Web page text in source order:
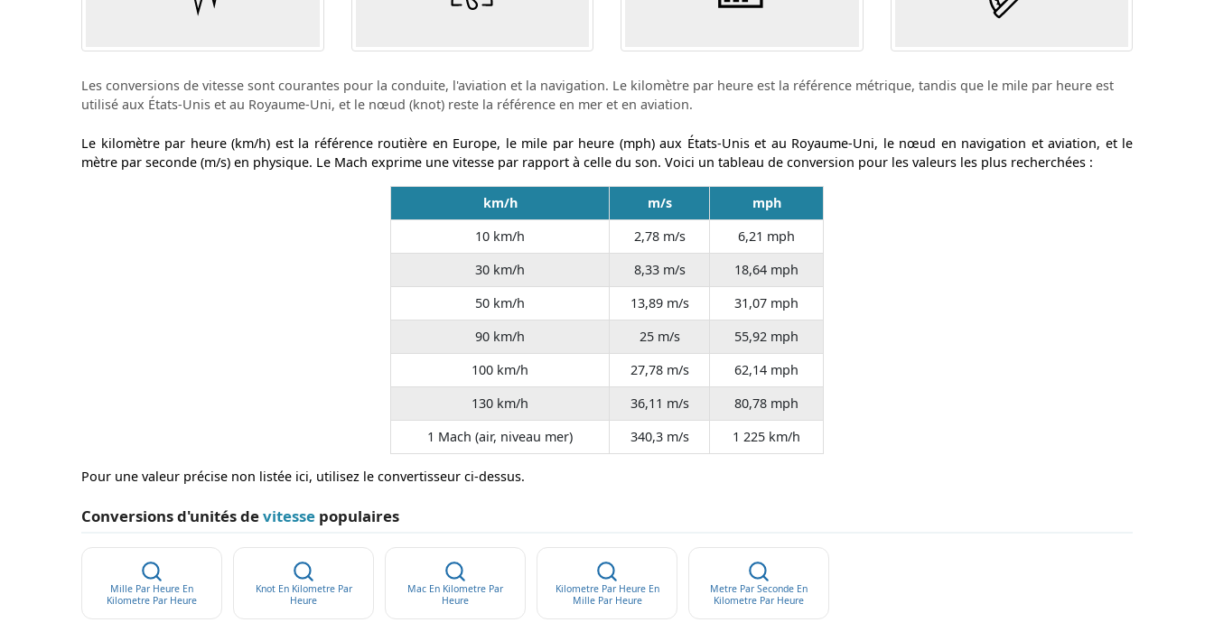
Les conversions de vitesse sont courantes pour la conduite, l'aviation et la navigation. Le kilomètre par heure est la référence métrique, tandis que le mile par heure est
utilisé aux États-Unis et au Royaume-Uni, et le nœud (knot) reste la référence en mer et en aviation.
Le kilomètre par heure (km/h) est la référence routière en Europe, le mile par heure (mph) aux États-Unis et au Royaume-Uni, le nœud en navigation et aviation, et le
mètre par seconde (m/s) en physique. Le Mach exprime une vitesse par rapport à celle du son. Voici un tableau de conversion pour les valeurs les plus recherchées :
km/h m/s
mph
10 km/h
2,78 m/s
6,21 mph
30 km/h
8,33 m/s
18,64 mph
50 km/h
13,89 m/s
31,07 mph
90 km/h
25 m/s
55,92 mph
100 km/h
27,78 m/s
62,14 mph
130 km/h
36,11 m/s
80,78 mph
1 Mach (air, niveau mer)
340,3 m/s 1 225 km/h
Pour une valeur précise non listée ici, utilisez le convertisseur ci-dessus.
Conversions d'unités devitesse populaires
Mille Par Heure En
Kilometre Par Heure
Knot En Kilometre Par
Heure
Mac En Kilometre Par
Heure
Kilometre Par Heure En
Mille Par Heure
Metre Par Seconde En
Kilometre Par Heure